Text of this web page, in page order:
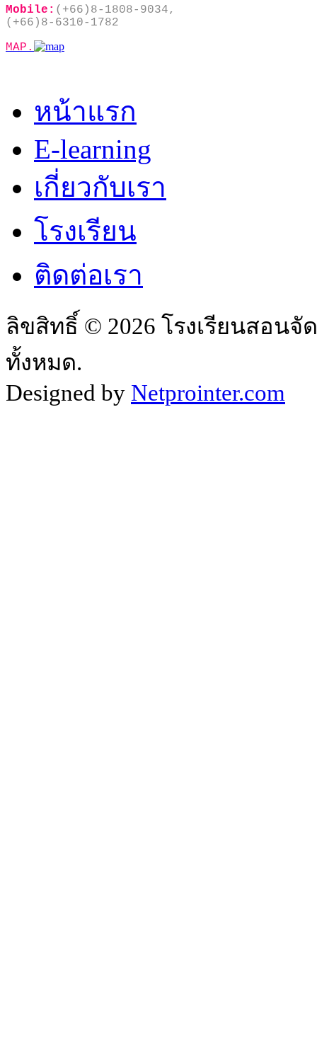
Mobile: (+66)8-1808-9034,
(+66)8-6310-1782
MAP.
หน้าแรก
E-learning
เกี่ยวกับเรา
โรงเรียน
ติดต่อเรา
ลิขสิทธิ์ © 2026 โรงเรียนสอน
ทั้งหมด.
Designed by Netprointer.com